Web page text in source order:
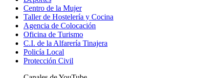
Centro de la Mujer
Taller de Hostelería y Cocina
Agencia de Colocación
Oficina de Turismo
C.I. de la Alfarería Tinajera
Policía Local
Protección Civil